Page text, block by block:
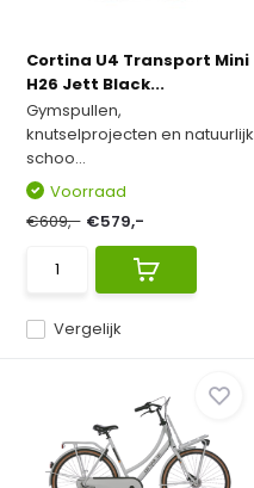
Cortina U4 Transport Mini
H26 Jett Black...
Gymspullen,
knutselprojecten en natuurlijk
schoo...
Vergelijk
Voorraad
€609,- €579,-